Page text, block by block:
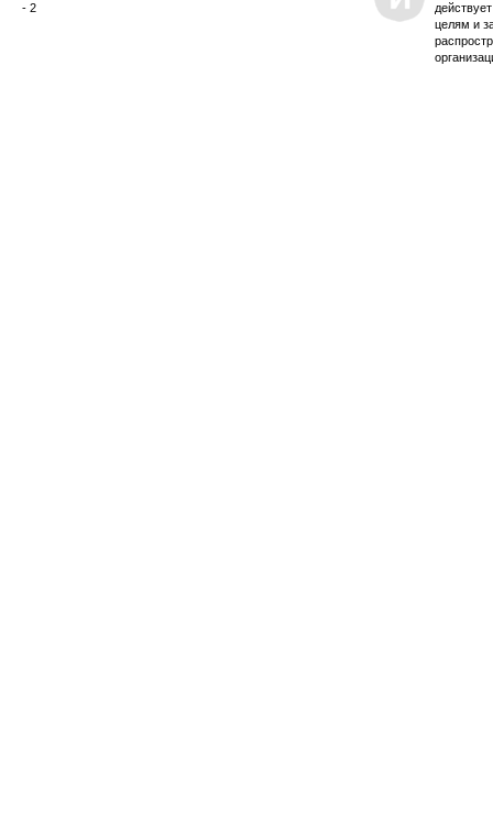
- 2
целям и